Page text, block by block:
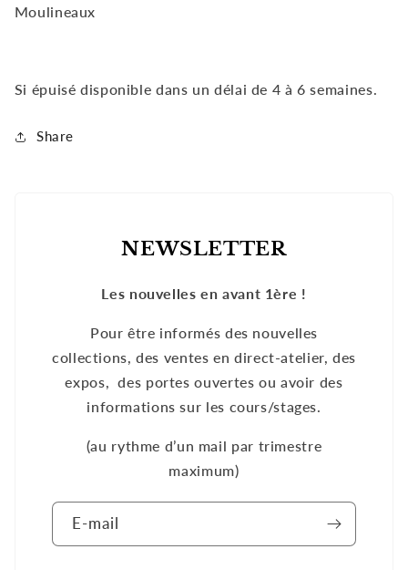
Moulineaux
Si épuisé disponible dans un délai de 4 à 6 semaines.
Share
NEWSLETTER
Les nouvelles en avant 1ère !
Pour être informés des nouvelles
collections, des ventes en direct-atelier, des
expos, des portes ouvertes ou avoir des
informations sur les cours/stages.
(au rythme d’un mail par trimestre
maximum)
E-mail